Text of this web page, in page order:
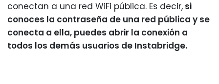
conectan a una red WiFi pública. Es decir, si
conoces la contraseña de una red pública y se
conecta a ella, puedes abrir la conexión a
todos los demás usuarios de Instabridge.